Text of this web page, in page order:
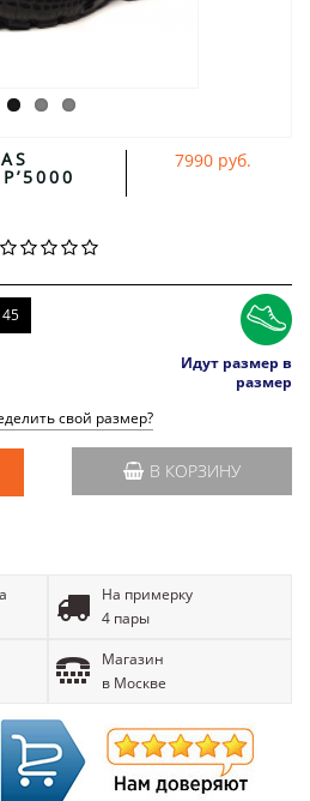
7990 руб.
45
Идут размер в
размер
свой размер?
В КОРЗИНУ
На примерку
4 пары
Магазин
в Москве